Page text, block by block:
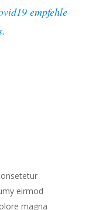
empfehle
eirmod
magna